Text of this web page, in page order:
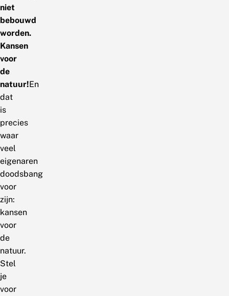
niet
bebouwd
worden.
Kansen
voor
de
natuur!En
dat
is
precies
waar
veel
eigenaren
doodsbang
voor
zijn:
kansen
voor
de
natuur.
Stel
je
voor